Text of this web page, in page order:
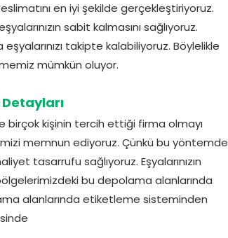
en iyi şekilde gerçekleştiriyoruz.
sabit kalmasını sağlıyoruz.
takipte kalabiliyoruz. Böylelikle
mümkün oluyor.
birçok kişinin tercih ettiği firma olmayı
memnun ediyoruz. Çünkü bu yöntemde
tasarrufu sağlıyoruz. Eşyalarınızın
bu depolama alanlarında
alanlarında etiketleme sisteminden